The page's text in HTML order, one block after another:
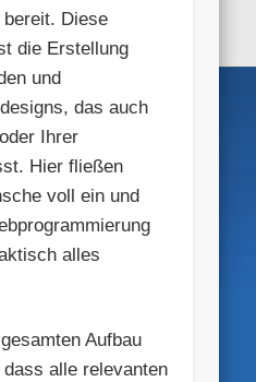
bereit. Diese
die Erstellung
und
das auch
Ihrer
Hier fließen
voll ein und
alles
Aufbau
alle relevanten